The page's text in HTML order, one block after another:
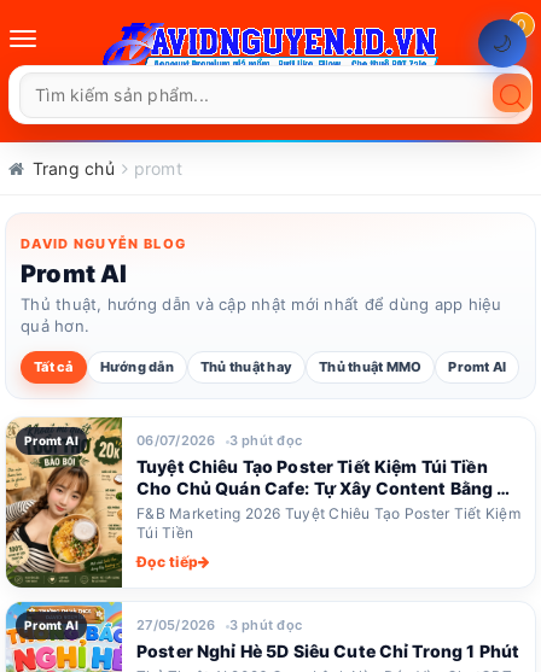
🌙
Toggle
navigation
0
Trang chủ promt
DAVID NGUYỄN BLOG
Promt AI
Thủ thuật, hướng dẫn và cập nhật mới nhất để dùng app hiệu
quả hơn.
Tất cả Hướng dẫn Thủ thuật hay Thủ thuật MMO Promt AI
Promt AI 06/07/2026 3 phút đọc
Tuyệt Chiêu Tạo Poster Tiết Kiệm Túi Tiền
Cho Chủ Quán Cafe: Tự Xây Content Bằng AI
Dễ Dàng!
F&B Marketing 2026 Tuyệt Chiêu Tạo Poster Tiết Kiệm
Túi Tiền
Đọc tiếp
Promt AI 27/05/2026 3 phút đọc
Poster Nghỉ Hè 5D Siêu Cute Chỉ Trong 1 Phút